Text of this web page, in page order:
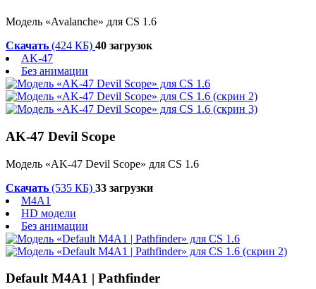
Модель «Avalanche» для CS 1.6
Скачать (424 КБ) 40 загрузок
AK-47
Без анимации
AK-47 Devil Scope
Модель «AK-47 Devil Scope» для CS 1.6
Скачать (535 КБ) 33 загрузки
M4A1
HD модели
Без анимации
Default M4A1 | Pathfinder